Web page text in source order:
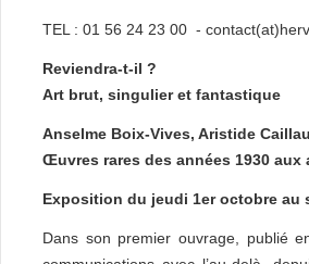
TEL : 01 56 24 23 00 -
Reviendra-t-il ?
Art brut, singulier et fantastique
Anselme Boix-Vives, Aristide
Œuvres rares des années 1930 aux
Exposition du jeudi 1er octobre au
Dans son premier ouvrage, publié